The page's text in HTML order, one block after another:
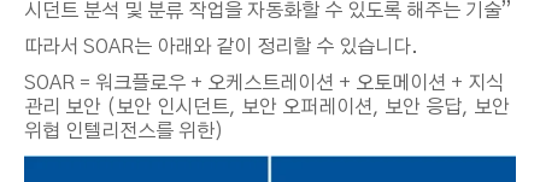
시던트 분석 및 분류 작업을 자동화할 수 있도록 해주는 기술”
따라서 SOAR는 아래와 같이 정리할 수 있습니다.
SOAR = 워크플로우 + 오케스트레이션 + 오토메이션 + 지식
관리 보안 ( 보안 인시던트, 보안 오퍼레이션, 보안 응답, 보안
위협 인텔리전스를 위한)